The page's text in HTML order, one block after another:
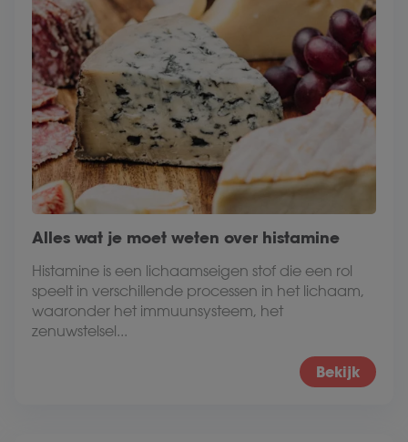
Alles wat je moet weten over histamine
Histamine is een lichaamseigen stof die een rol
speelt in verschillende processen in het lichaam,
waaronder het immuunsysteem, het
zenuwstelsel...
Bekijk